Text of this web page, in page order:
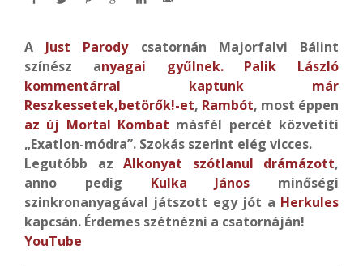
A Just Parodycsatornán Majorfalvi Bálint
színész anyagai gyűlnek.
Palik László
kommentárral kaptunk már
Reszkessetek,betörők!-et, Rambót, most éppen
az új Mortal Kombat másfél percét közvetíti
„Exatlon-módra”. Szokás szerint elég vicces.
Legutóbb az Alkonyat szótlanul drámázott,
anno pedig Kulka János minőségi
szinkronanyagával játszott egy jót a Herkules
kapcsán. Érdemes szétnézni a csatornáján!
YouTube